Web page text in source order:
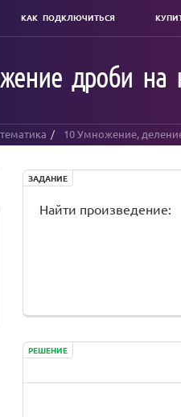
КАК ПОДКЛЮЧИТЬСЯ
дроби на
10 Умножение,
ЗАДАНИЕ
Найти произведение:
РЕШЕНИЕ